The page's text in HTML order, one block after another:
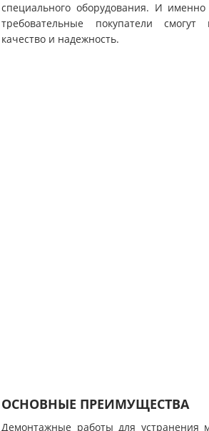
специального оборудования. И
требовательные покупатели смогут
качество и надежность.
ОСНОВНЫЕ ПРЕИМУЩЕСТВА
Демонтажные работы для устранения